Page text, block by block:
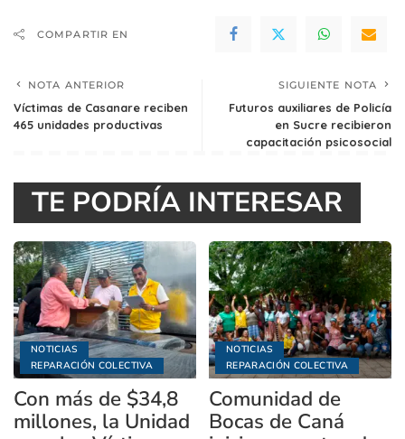
COMPARTIR EN
NOTA ANTERIOR
Víctimas de Casanare reciben
465 unidades productivas
SIGUIENTE NOTA
Futuros auxiliares de Policía
en Sucre recibieron
capacitación psicosocial
TE PODRÍA INTERESAR
NOTICIAS
REPARACIÓN COLECTIVA
Con más de $34,8
millones, la Unidad
NOTICIAS
REPARACIÓN COLECTIVA
Comunidad de
Bocas de Caná